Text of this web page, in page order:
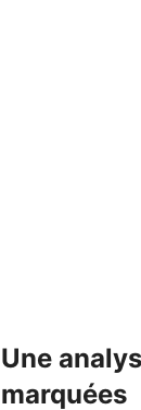
Une
marquées